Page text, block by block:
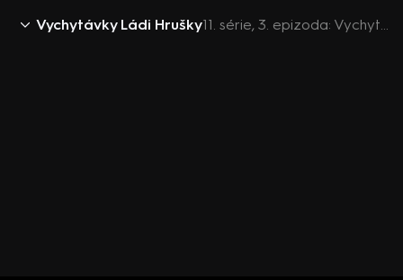
Vychytávky Ládi Hrušky 11. série, 3. epizoda: Vychytávky Ládi Hrušky S11 (3)